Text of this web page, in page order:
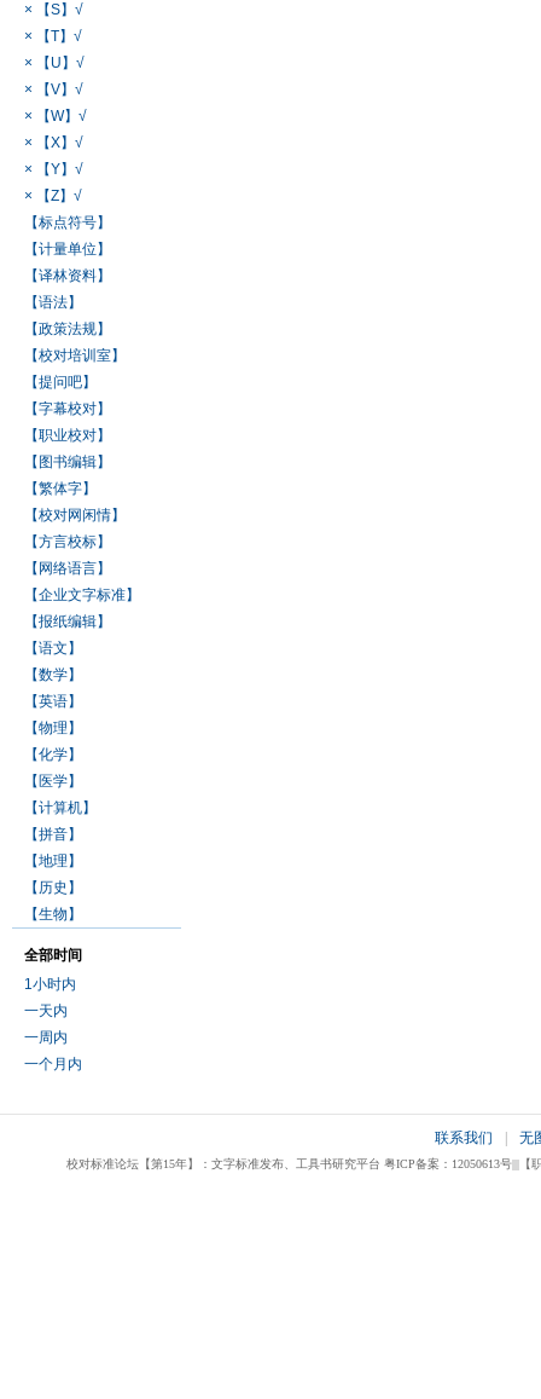
× 【S】√
× 【T】√
× 【U】√
× 【V】√
× 【W】√
× 【X】√
× 【Y】√
× 【Z】√
【标点符号】
【计量单位】
【译林资料】
【语法】
【政策法规】
【校对培训室】
【提问吧】
【字幕校对】
【职业校对】
【图书编辑】
【繁体字】
【校对网闲情】
【方言校标】
【网络语言】
【企业文字标准】
【报纸编辑】
【语文】
【数学】
【英语】
【物理】
【化学】
【医学】
【计算机】
【拼音】
【地理】
【历史】
【生物】
全部时间
1小时内
一天内
一周内
一个月内
联系我们 无
校对标准论坛【第15年】：文字标准发布、工具书研究平台 粤ICP备案：12050613号|||【